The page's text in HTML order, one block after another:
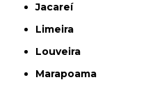
Jacareí
Limeira
Louveira
Marapoama